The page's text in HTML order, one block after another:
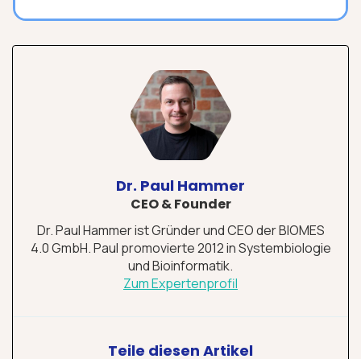
Dr. Paul Hammer
CEO & Founder
Dr. Paul Hammer ist Gründer und CEO der BIOMES
4.0 GmbH. Paul promovierte 2012 in Systembiologie
und Bioinformatik.
Zum Expertenprofil
Teile diesen Artikel